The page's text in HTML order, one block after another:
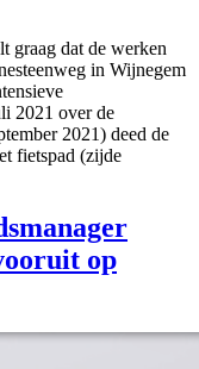
graag dat de werken
in Wijnegem
2021 over de
2021) deed de
fietspad (zijde
op